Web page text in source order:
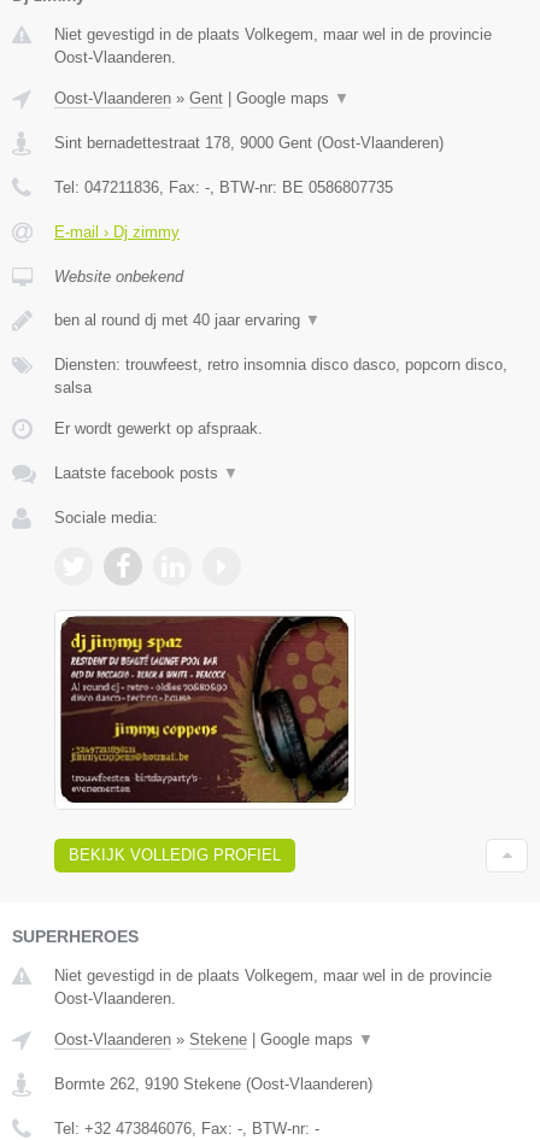
Niet gevestigd in de plaats Volkegem, maar wel in de provincie
Oost-Vlaanderen.
Oost-Vlaanderen » Gent Google maps ▼
Sint bernadettestraat 178, 9000 Gent (Oost-Vlaanderen)
Tel: 047211836, Fax: -, BTW-nr: BE 0586807735
E-mail › Dj zimmy
Website onbekend
ben al round dj met 40 jaar ervaring ▼
Diensten: trouwfeest, retro insomnia disco dasco, popcorn disco,
salsa
Er wordt gewerkt op afspraak.
Laatste facebook posts ▼
Sociale media:
BEKIJK VOLLEDIG PROFIEL
SUPERHEROES
Niet gevestigd in de plaats Volkegem, maar wel in de provincie
Oost-Vlaanderen.
Oost-Vlaanderen » Stekene Google maps ▼
Bormte 262, 9190 Stekene (Oost-Vlaanderen)
Tel: +32 473846076, Fax: -, BTW-nr: -